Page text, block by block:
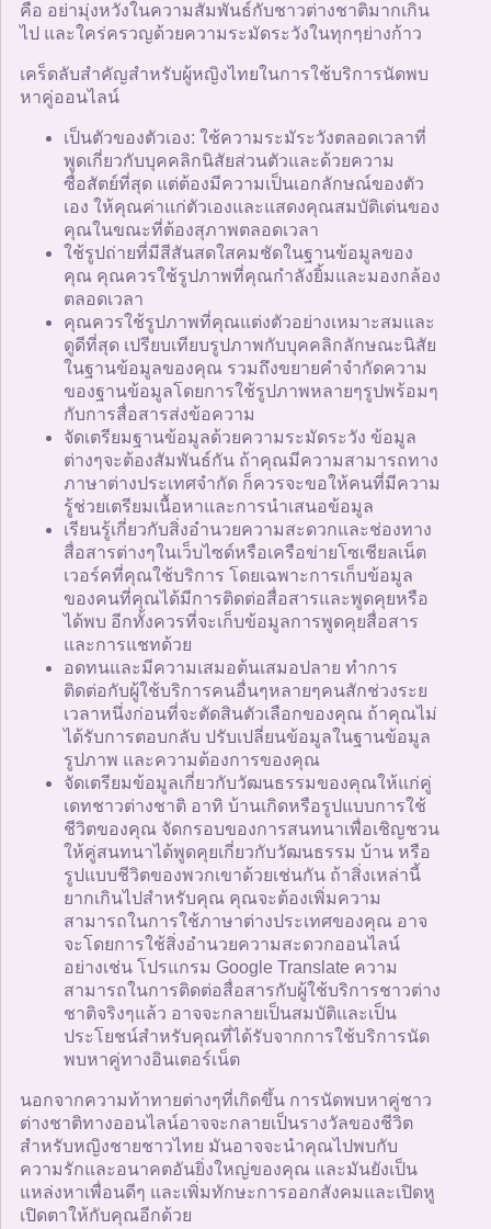
คือ อย่ามุ่งหวังในความสัมพันธ์กับชาวต่างชาติมากเกิน
ไป และใคร่ครวญด้วยความระมัดระวังในทุกๆย่างก้าว
เคร็ดลับสำคัญสำหรับผู้หญิงไทยในการใช้บริการนัดพบ
หาคู่ออนไลน์
เป็นตัวของตัวเอง: ใช้ความระมัระวังตลอดเวลาที่
พูดเกี่ยวกับบุคคลิกนิสัยส่วนตัวและด้วยความ
ซื่อสัตย์ที่สุด แต่ต้องมีความเป็นเอกลักษณ์ของตัว
เอง ให้คุณค่าแก่ตัวเองและแสดงคุณสมบัติเด่นของ
คุณในขณะที่ต้องสุภาพตลอดเวลา
ใช้รูปถ่ายที่มีสีสันสดใสคมชัดในฐานข้อมูลของ
คุณ คุณควรใช้รูปภาพที่คุณกำลังยิ้มและมองกล้อง
ตลอดเวลา
คุณควรใช้รูปภาพที่คุณแต่งตัวอย่างเหมาะสมและ
ดูดีที่สุด เปรียบเทียบรูปภาพกับบุคคลิกลักษณะนิสัย
ในฐานข้อมูลของคุณ รวมถึงขยายคำจำกัดความ
ของฐานข้อมูลโดยการใช้รูปภาพหลายๆรูปพร้อมๆ
กับการสื่อสารส่งข้อความ
จัดเตรียมฐานข้อมูลด้วยความระมัดระวัง ข้อมูล
ต่างๆจะต้องสัมพันธ์กัน ถ้าคุณมีความสามารถทาง
ภาษาต่างประเทศจำกัด ก็ควรจะขอให้คนที่มีความ
รู้ช่วยเตรียมเนื้อหาและการนำเสนอข้อมูล
เรียนรู้เกี่ยวกับสิ่งอำนวยความสะดวกและช่องทาง
สื่อสารต่างๆในเว็บไซด์หรือเครือข่ายโซเชียลเน็ต
เวอร์คที่คุณใช้บริการ โดยเฉพาะการเก็บข้อมูล
ของคนที่คุณได้มีการติดต่อสื่อสารและพูดคุยหรือ
ได้พบ อีกทั้งควรที่จะเก็บข้อมูลการพูดคุยสื่อสาร
และการแชทด้วย
อดทนและมีความเสมอต้นเสมอปลาย ทำการ
ติดต่อกับผู้ใช้บริการคนอื่นๆหลายๆคนสักช่วงระย
เวลาหนึ่งก่อนที่จะตัดสินตัวเลือกของคุณ ถ้าคุณไม่
ได้รับการตอบกลับ ปรับเปลี่ยนข้อมูลในฐานข้อมูล
รูปภาพ และความต้องการของคุณ
จัดเตรียมข้อมูลเกี่ยวกับวัฒนธรรมของคุณให้แก่คู่
เดทชาวต่างชาติ อาทิ บ้านเกิดหรือรูปแบบการใช้
ชีวิตของคุณ จัดกรอบของการสนทนาเพื่อเชิญชวน
ให้คู่สนทนาได้พูดคุยเกี่ยวกับวัฒนธรรม บ้าน หรือ
รูปแบบชีวิตของพวกเขาด้วยเช่นกัน ถ้าสิ่งเหล่านี้
ยากเกินไปสำหรับคุณ คุณจะต้องเพิ่มความ
สามารถในการใช้ภาษาต่างประเทศของคุณ อาจ
จะโดยการใช้สิ่งอำนวยความสะดวกออนไลน์
อย่างเช่น โปรแกรม Google Translate ความ
สามารถในการติดต่อสื่อสารกับผู้ใช้บริการชาวต่าง
ชาติจริงๆแล้ว อาจจะกลายเป็นสมบัติและเป็น
ประโยชน์สำหรับคุณที่ได้รับจากการใช้บริการนัด
พบหาคู่ทางอินเตอร์เน็ต
นอกจากความท้าทายต่างๆที่เกิดขึ้น การนัดพบหาคู่ชาว
ต่างชาติทางออนไลน์อาจจะกลายเป็นรางวัลของชีวิต
สำหรับหญิงชายชาวไทย มันอาจจะนำคุณไปพบกับ
ความรักและอนาคตอันยิ่งใหญ่ของคุณ และมันยังเป็น
แหล่งหาเพื่อนดีๆ และเพิ่มทักษะการออกสังคมและเปิดหู
เปิดตาให้กับคุณอีกด้วย